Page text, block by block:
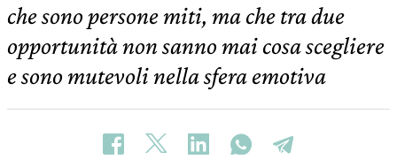
che sono persone miti, ma che tra due
opportunità non sanno mai cosa scegliere
e sono mutevoli nella sfera emotiva